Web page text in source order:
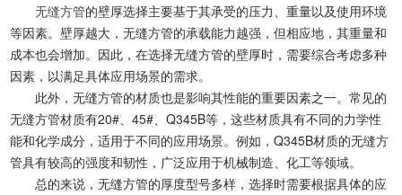
无缝方管的壁厚选择主要基于其承受的压力、重量以及使用环境
等因素。壁厚越大，无缝方管的承载能力越强，但相应地，其重量和
成本也会增加。因此，在选择无缝方管的壁厚时，需要综合考虑多种
因素，以满足具体应用场景的需求。
此外，无缝方管的材质也是影响其性能的重要因素之一。常见的
无缝方管材质有20#、45#、Q345B等，这些材质具有不同的力学性
能和化学成分，适用于不同的应用场景。例如，Q345B材质的无缝方
管具有较高的强度和韧性，广泛应用于机械制造、化工等领域。
总的来说，无缝方管的厚度型号多样，选择时需要根据具体的应